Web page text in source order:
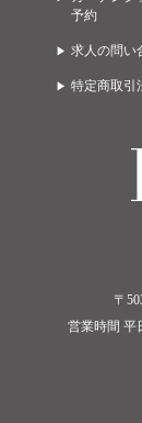
予約
求人の問い
特定商取引
〒
営業時間 平